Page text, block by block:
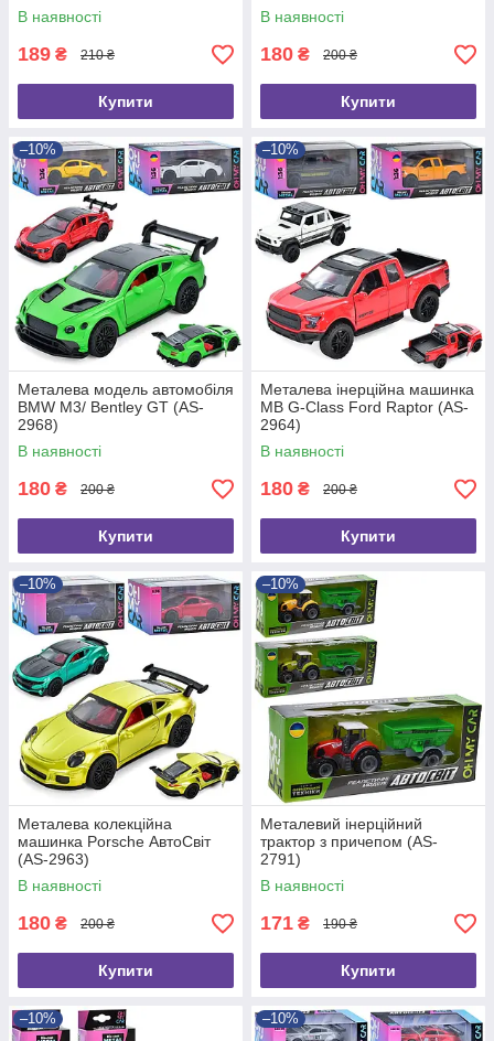
В наявності
189 ₴ 210 ₴
Купити
В наявності
180 ₴ 200 ₴
Купити
–10%
Металева модель автомобіля
BMW M3/ Bentley GT (AS-
2968)
В наявності
180 ₴ 200 ₴
Купити
–10%
Металева інерційна машинка
MB G-Class Ford Raptor (AS-
2964)
В наявності
180 ₴ 200 ₴
Купити
–10%
Металева колекційна
машинка Porsche АвтоСвіт
(AS-2963)
В наявності
180 ₴ 200 ₴
Купити
–10%
Металевий інерційний
трактор з причепом (AS-
2791)
В наявності
171 ₴ 190 ₴
Купити
–10% –10%